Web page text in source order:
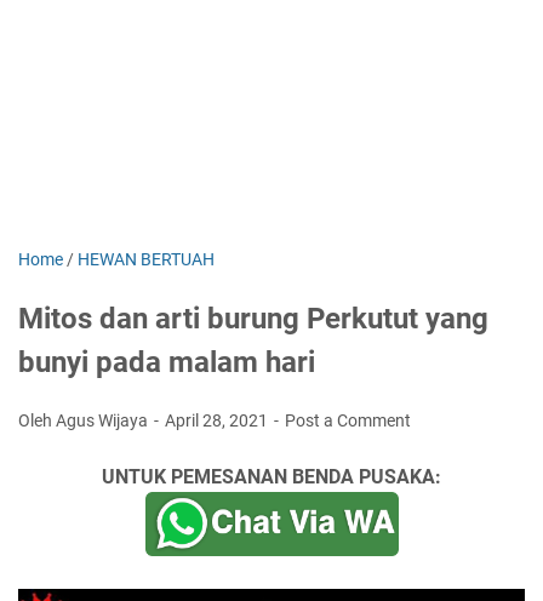
Home / HEWAN BERTUAH
Mitos dan arti burung Perkutut yang
bunyi pada malam hari
Oleh Agus Wijaya April 28, 2021 Post a Comment
UNTUK PEMESANAN BENDA PUSAKA: